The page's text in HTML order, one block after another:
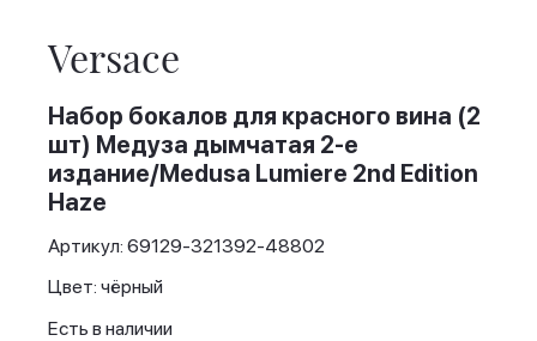
beginning
of
the
images
gallery
Versace
Набор бокалов для красного вина (2
шт) Медуза дымчатая 2-е
издание/Medusa Lumiere 2nd Edition
Haze
Артикул: 69129-321392-48802
Цвет: чёрный
Есть в наличии